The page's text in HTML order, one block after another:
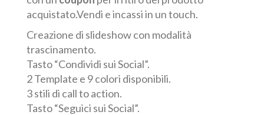
acquistato.Vendi e incassi in un touch.
Creazione di slideshow con modalità
trascinamento.
Tasto “Condividi sui Social”.
2 Template e 9 colori disponibili.
3 stili di call to action.
Tasto “Seguici sui Social”.